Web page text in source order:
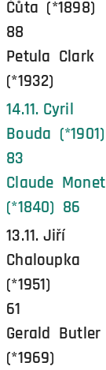
Čůta (*1898)
88
Petula Clark
(*1932)
14.11. Cyril
Bouda (*1901)
83
Claude Monet
(*1840) 86
13.11. Jiří
Chaloupka
(*1951)
61
Gerald Butler
(*1969)